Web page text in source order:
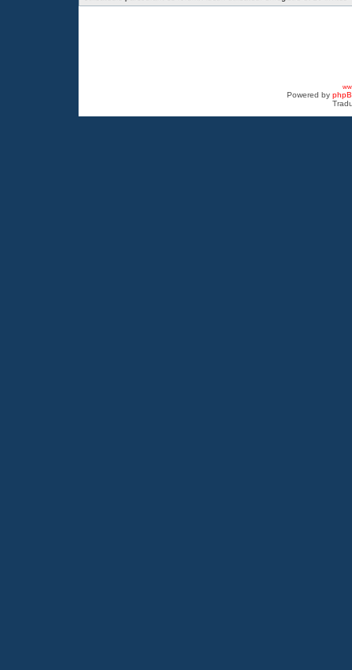
Powered by